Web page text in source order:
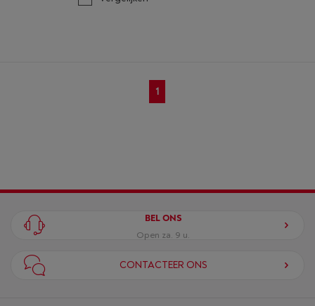
1
BEL ONS
Open za. 9 u.
CONTACTEER ONS